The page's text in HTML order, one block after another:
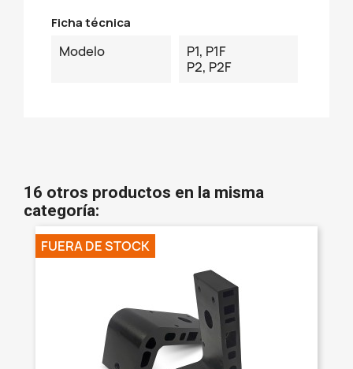
Ficha técnica
Modelo
P1, P1F
P2, P2F
16 otros productos en la misma
categoría:
FUERA DE STOCK